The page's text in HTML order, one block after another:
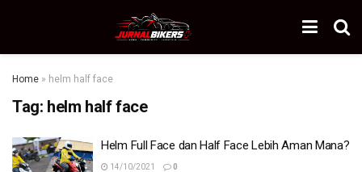
Home » helm half face
Tag: helm half face
Helm Full Face dan Half Face Lebih Aman Mana?
14/10/2021 0